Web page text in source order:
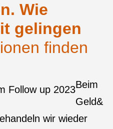
Wie
gelingen
finden
Beim
Geld&
wir wieder